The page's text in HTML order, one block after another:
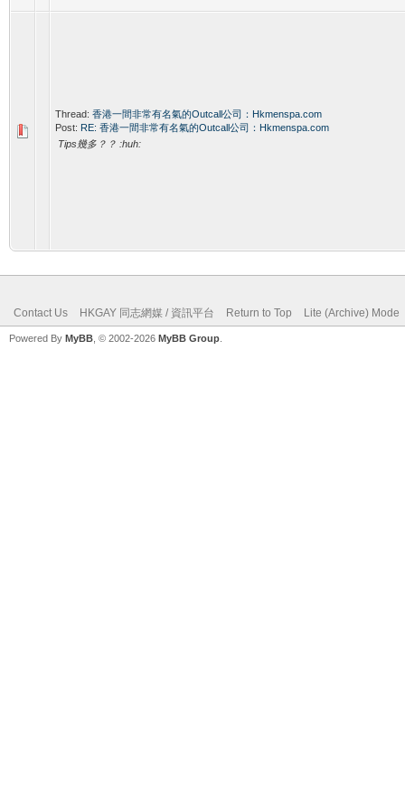
Thread: 香港一間非常有名氣的Outcall公司：Hkmenspa.com
Post: RE: 香港一間非常有名氣的Outcall公司：Hkmenspa.com
Tips幾多？？ :huh:
Contact Us HKGAY 同志網媒 / 資訊平台 Return to Top Lite (Archive) Mode
Powered By MyBB , © 2002-2026 MyBB Group